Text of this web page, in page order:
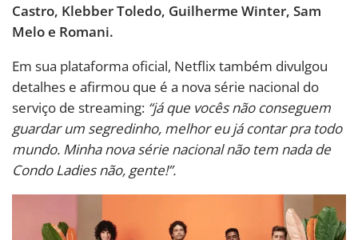
Castro, Klebber Toledo, Guilherme Winter, Sam
Melo e Romani.
Em sua plataforma oficial, Netflix também divulgou
detalhes e afirmou que é a nova série nacional do
serviço de streaming: “já que vocês não conseguem
guardar um segredinho, melhor eu já contar pra todo
mundo. Minha nova série nacional não tem nada de
Condo Ladies não, gente!”.